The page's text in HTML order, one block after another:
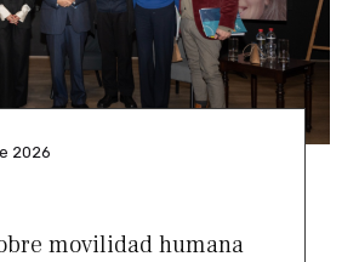
2026
movilidad humana